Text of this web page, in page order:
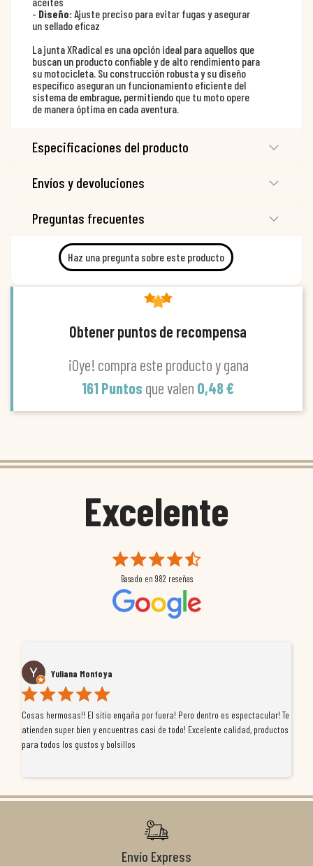
- Diseño:Ajuste preciso para evitar fugas y asegurar
un sellado eficaz
La junta XRadical es una opción ideal para aquellos que
buscan un producto confiable y de alto rendimiento para
su motocicleta. Su construcción robusta y su diseño
específico aseguran un funcionamiento eficiente del
sistema de embrague, permitiendo que tu moto opere
de manera óptima en cada aventura.
Especificaciones del producto
Envíos y devoluciones
Preguntas frecuentes
Haz una pregunta sobre este producto
Obtener puntos de recompensa
¡Oye! compra este producto y gana
161 Puntos que valen 0,48 €
Excelente
Basado en 982 reseñas
Yuliana Montoya
Cosas hermosas!! El sitio engaña por fuera! Pero dentro es espectacular! Te
atienden super bien y encuentras casi de todo! Excelente calidad, productos
para todos los gustos y bolsillos
Envío Express